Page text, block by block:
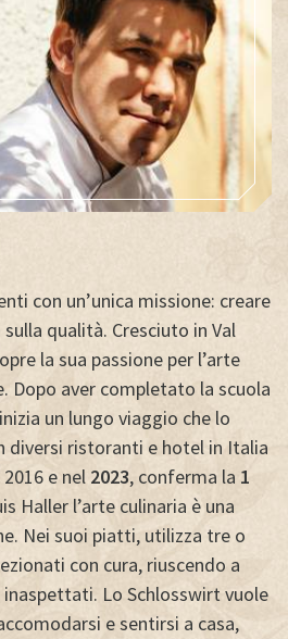
con un’unica missione: creare
qualità. Cresciuto in Val
la sua passione per l’arte
Dopo aver completato la scuola
un lungo viaggio che lo
diversi ristoranti e hotel in Italia
e nel 2023, conferma la 1
Haller l’arte culinaria è una
Nei suoi piatti, utilizza tre o
con cura, riuscendo a
Lo Schlosswirt vuole
e sentirsi a casa,